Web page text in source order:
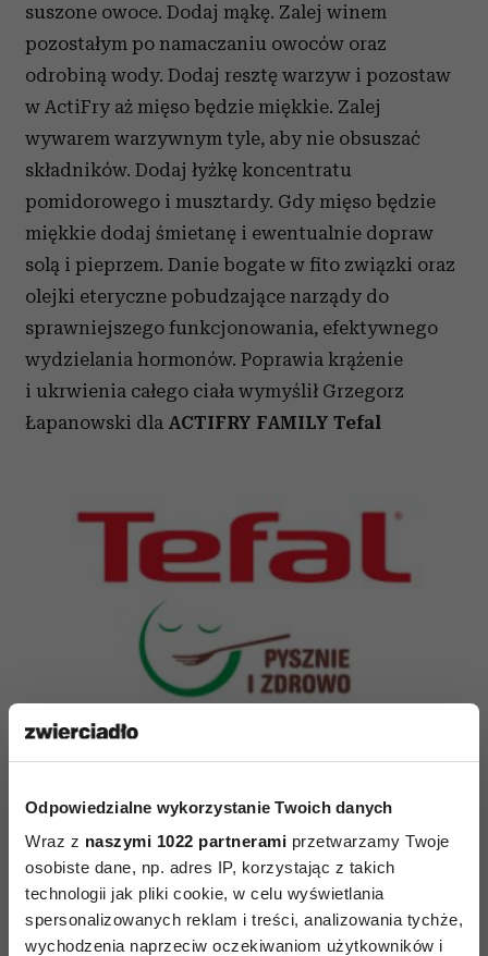
Odpowiedzialne wykorzystanie Twoich danych
Wraz z naszymi 1022 partnerami przetwarzamy Twoje
osobiste dane, np. adres IP, korzystając z takich
technologii jak pliki cookie, w celu wyświetlania
spersonalizowanych reklam i treści, analizowania tychże,
wychodzenia naprzeciw oczekiwaniom użytkowników i
suszone owoce. Dodaj mąkę. Zalej winem
pozostałym po namaczaniu owoców oraz
odrobiną wody. Dodaj resztę warzyw i pozostaw
w ActiFry aż mięso będzie miękkie. Zalej
wywarem warzywnym tyle, aby nie obsuszać
składników. Dodaj łyżkę koncentratu
pomidorowego i musztardy. Gdy mięso będzie
miękkie dodaj śmietanę i ewentualnie dopraw
solą i pieprzem. Danie bogate w fito związki oraz
olejki eteryczne pobudzające narządy do
sprawniejszego funkcjonowania, efektywnego
wydzielania hormonów. Poprawia krążenie
i ukrwienia całego ciała wymyślił Grzegorz
Łapanowski dla ACTIFRY FAMILY Tefal
AUTOPROMOCJA